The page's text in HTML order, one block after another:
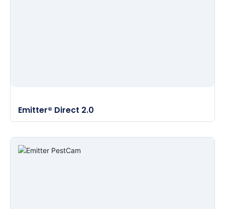
Emitter® Direct 2.0